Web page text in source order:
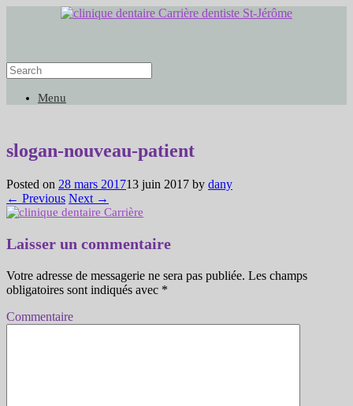
Menu
slogan-nouveau-patient
Posted on 28 mars 201713 juin 2017 by dany
← Previous Next →
Laisser un commentaire
Votre adresse de messagerie ne sera pas publiée. Les champs
obligatoires sont indiqués avec *
Commentaire